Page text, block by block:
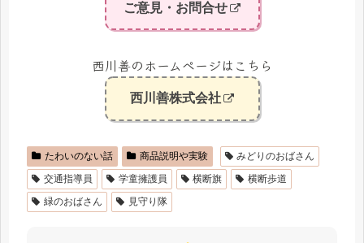
ご意見・お問合せ
西川善のホームページはこちら
西川善株式会社
たわいのない話 商品説明や実験
みどりのおばさん
交通指導員
学童擁護員 横断旗
横断歩道
緑のおばさん
見守り隊